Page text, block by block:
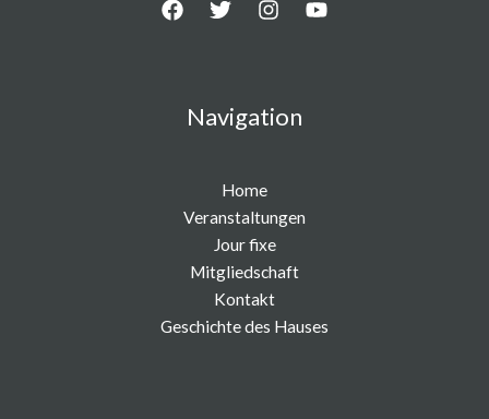
Navigation
Home
Veranstaltungen
Jour fixe
Mitgliedschaft
Kontakt
Geschichte des Hauses